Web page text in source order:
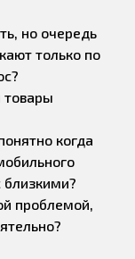
но очередь
только по
когда
близкими?
проблемой,